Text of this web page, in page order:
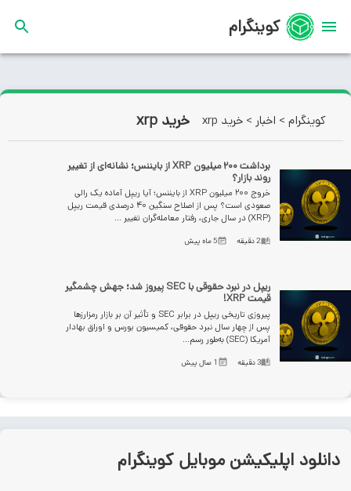
کوینگرام
کوینگرام > اخبار> خرید xrp خرید xrp
برداشت ۲۰۰ میلیون XRP از بایننس؛ نشانه‌ای از تغییر
روند بازار؟
خروج ۲۰۰ میلیون XRP از بایننس؛ آیا ریپل آماده یک رالی
صعودی است؟ پس از اصلاح سنگین ۴۰ درصدی قیمت ریپل
(XRP) در سال جاری، رفتار معامله‌گران تغییر ...
2دقیقه 5 ماه پیش
ریپل در نبرد حقوقی با SEC پیروز شد؛ جهش چشمگیر
قیمت XRP!
پیروزی تاریخی ریپل در برابر SEC و تأثیر آن بر بازار رمزارزها
پس از چهار سال نبرد حقوقی، کمیسیون بورس و اوراق بهادار
آمریکا (SEC) به‌طور رسم...
3دقیقه 1 سال پیش
اپلیکیشن موبایل کوینگرام